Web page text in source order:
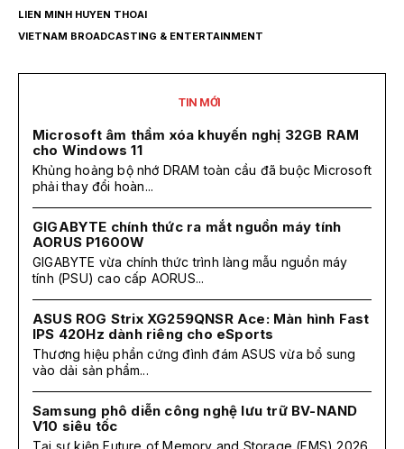
LIEN MINH HUYEN THOAI
VIETNAM BROADCASTING & ENTERTAINMENT
TIN MỚI
Microsoft âm thầm xóa khuyến nghị 32GB RAM
cho Windows 11
Khủng hoảng bộ nhớ DRAM toàn cầu đã buộc Microsoft
phải thay đổi hoàn...
GIGABYTE chính thức ra mắt nguồn máy tính
AORUS P1600W
GIGABYTE vừa chính thức trình làng mẫu nguồn máy
tính (PSU) cao cấp AORUS...
ASUS ROG Strix XG259QNSR Ace: Màn hình Fast
IPS 420Hz dành riêng cho eSports
Thương hiệu phần cứng đình đám ASUS vừa bổ sung
vào dải sản phẩm...
Samsung phô diễn công nghệ lưu trữ BV-NAND
V10 siêu tốc
Tại sự kiện Future of Memory and Storage (FMS) 2026